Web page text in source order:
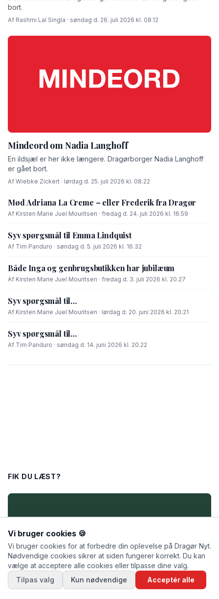
bort.
Af Rashmi Lal Singla · søndag d. 26. juli 2026 kl. 08.12
Mindeord om Nadia Langhoff
En ildsjæl er her ikke længere. Dragørborger Nadia Langhoff
er gået bort.
Af Wiebke Zickert · lørdag d. 25. juli 2026 kl. 08.22
Mød Adriana La Creme – eller Frederik fra Dragør
Af Kirsten Marie Juel Mouritsen · fredag d. 24. juli 2026 kl. 16.59
Syv spørgsmål til Emma Lindquist
Af Tim Panduro · søndag d. 5. juli 2026 kl. 16.32
Både Inga og genbrugsbutikken har jubilæum
Af Kirsten Marie Juel Mouritsen · fredag d. 3. juli 2026 kl. 20.27
Syv spørgsmål til…
Af Kirsten Marie Juel Mouritsen · lørdag d. 20. juni 2026 kl. 20.21
Syv spørgsmål til…
Af Tim Panduro · søndag d. 14. juni 2026 kl. 20.22
FIK DU LÆST?
Vi bruger cookies 🍪
Vi bruger cookies for at forbedre din oplevelse på Dragør Nyt.
Nødvendige cookies sikrer at siden fungerer korrekt. Du kan
vælge at acceptere alle cookies eller tilpasse dine valg.
Tilpas valg
Kun nødvendige Acceptér alle